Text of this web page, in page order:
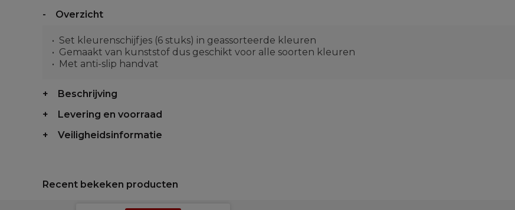
Overzicht
Set kleurenschijfjes (6 stuks) in geassorteerde kleuren
Gemaakt van kunststof dus geschikt voor alle soorten kleuren
Met anti-slip handvat
Beschrijving
Levering en voorraad
Veiligheidsinformatie
Recent bekeken producten